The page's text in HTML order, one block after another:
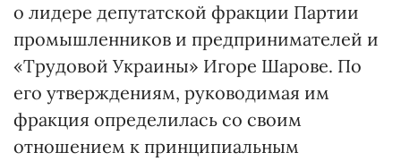
о лидере депутатской фракции Партии
промышленников и предпринимателей и
«Трудовой Украины» Игоре Шарове. По
его утверждениям, руководимая им
фракция определилась со своим
отношением к принципиальным